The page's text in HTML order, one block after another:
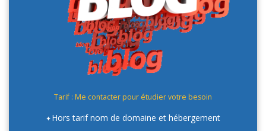
Tarif : Me contacter pour étudier votre besoin
Hors tarif nom de domaine et hébergement